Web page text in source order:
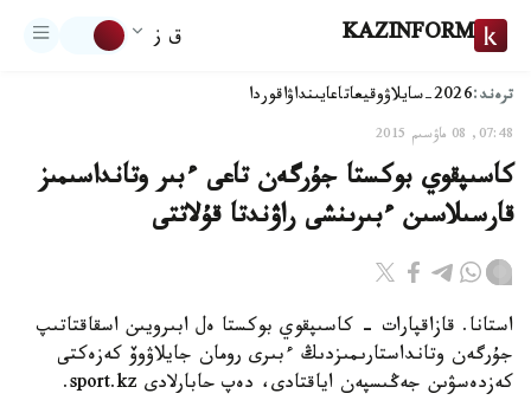
KAZINFORM ق ز
ترەند:2026-سايلاۋ وقيعاتاعايىنداۋاقوردا
07:48, 08 ماۋسىم 2015
كاسىپقوي بوكستا جۇرگەن تاعى ءبىر وتانداسىمىز
قارسىلاسىن ءبىرىنشى راۋندتا قۇلاتتى
استانا. قازاقپارات - كاسىپقوي بوكستا ەل ابىرويىن اسقاقتاتىپ
جۇرگەن وتانداستارىمىزدىڭ ءبىرى رومان جايلاۋوۆ كەزەكتى
كەزدەسۋىن جەڭىسپەن اياقتادى، دەپ حابارلادى sport.kz.